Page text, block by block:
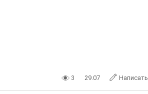
3 29.07 Написать